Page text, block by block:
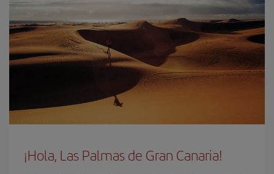
¡Hola, Las Palmas de Gran Canaria!